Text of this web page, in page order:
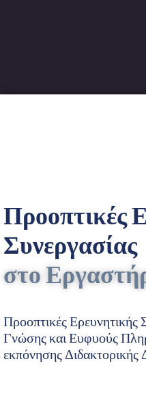
Προοπτικές
Συνεργασίας
στο
Προοπτικές Ερευνητικής
Γνώσης και Ευφυούς
εκπόνησης Διδακτορικής